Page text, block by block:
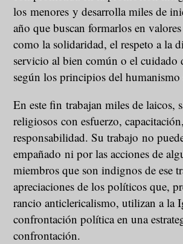
los menores y desarrolla miles de
año que buscan formarlos en
como la solidaridad, el respeto a la
servicio al bien común o el cuidado
según los principios del humanismo
En este fin trabajan miles de laicos,
religiosos con esfuerzo,
responsabilidad. Su trabajo no
empañado ni por las acciones de
miembros que son indignos de ese
apreciaciones de los políticos que,
rancio anticlericalismo, utilizan a la
confrontación política en una
confrontación.